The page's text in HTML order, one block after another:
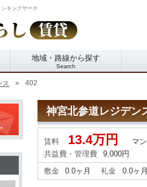
キングサーチ
地域・路線から探す
Search
ス » 402
神宮北参道レジデン
賃料 13.4万円
マ
共益費・管理費
9,000円
敷金
0.0ヶ月 礼金 0.0ヶ